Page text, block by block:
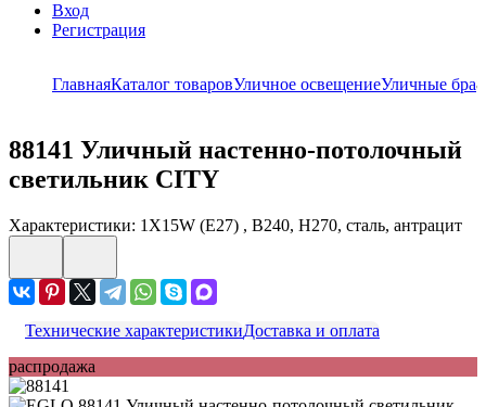
Вход
Регистрация
ГлавнаяКаталог товаровУличное освещениеУличные бра
88141 Уличный настенно-потолочный
светильник CITY
Характеристики: 1X15W (E27) , B240, H270, сталь, антрацит
Технические характеристикиДоставка и оплата
распродажа